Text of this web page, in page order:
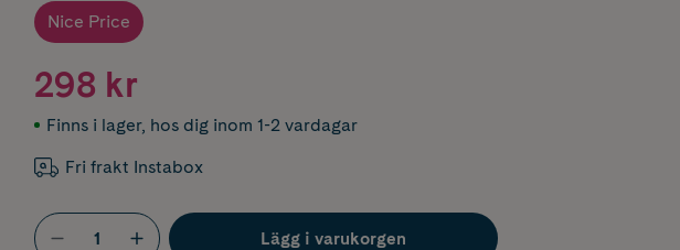
Nice Price
298 kr
Finns i lager, hos dig inom 1-2 vardagar
Fri frakt Instabox
Lägg i varukorgen